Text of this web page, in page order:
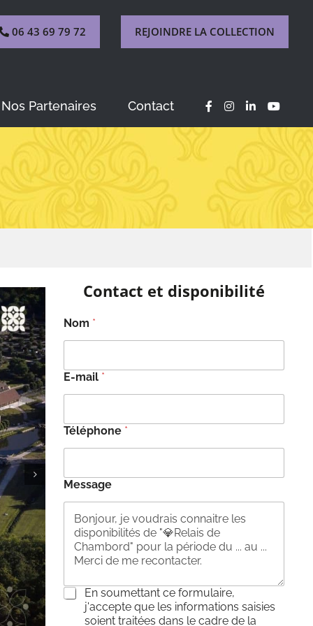
06 43 69 79 72 REJOINDRE LA COLLECTION
Nos Partenaires Contact
Contact et disponibilité
Nom *
E-mail *
Téléphone *
Message
C
En soumettant ce formulaire,
j'accepte que les informations saisies
soient traitées dans le cadre de la